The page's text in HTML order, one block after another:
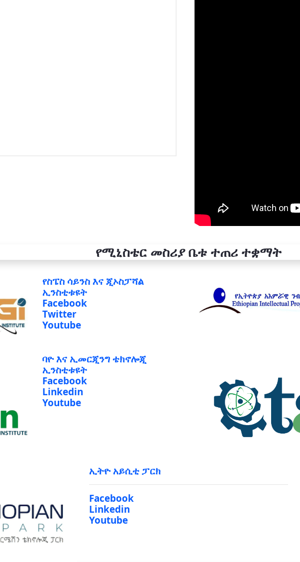
የሚኒስቴር መስሪያ ቤቱ ተጠሪ ተቋማት
የስፔስ ሳይንስ እና ጂኦስፓሻል
ኢንስቲቱዩት
Facebook
Twitter
Youtube
ባዮ እና ኢመርጂንግ ቴክኖሎጂ
ኢንስቲቱዩት
Facebook
Linkedin
Youtube
ኢትዮ አይሲቲ ፓርክ
Facebook
Linkedin
Youtube